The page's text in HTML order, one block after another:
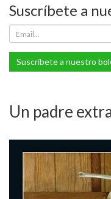
Suscríbete a
Suscríbete a nuestro
Un padre